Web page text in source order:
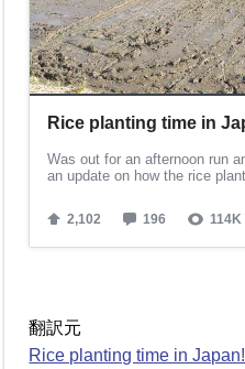
翻訳元
Rice planting time in Japan!